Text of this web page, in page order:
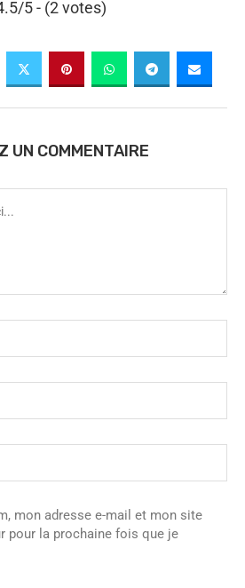
5 - (2 votes)
UN COMMENTAIRE
mon adresse e-mail et mon site
pour la prochaine fois que je